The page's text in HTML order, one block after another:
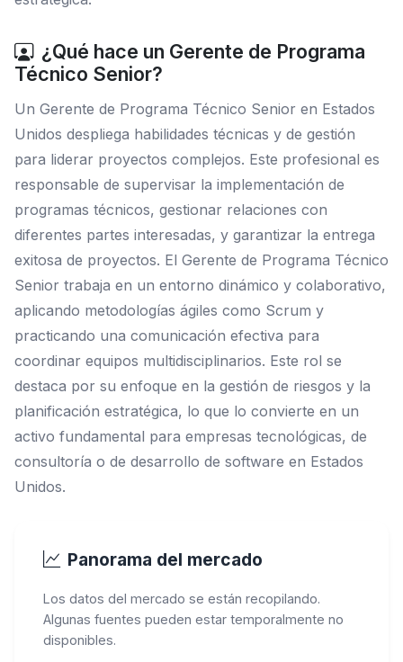
¿Qué hace un Gerente de Programa
Técnico Senior?
Un Gerente de Programa Técnico Senior en Estados
Unidos despliega habilidades técnicas y de gestión
para liderar proyectos complejos. Este profesional es
responsable de supervisar la implementación de
programas técnicos, gestionar relaciones con
diferentes partes interesadas, y garantizar la entrega
exitosa de proyectos. El Gerente de Programa Técnico
Senior trabaja en un entorno dinámico y colaborativo,
aplicando metodologías ágiles como Scrum y
practicando una comunicación efectiva para
coordinar equipos multidisciplinarios. Este rol se
destaca por su enfoque en la gestión de riesgos y la
planificación estratégica, lo que lo convierte en un
activo fundamental para empresas tecnológicas, de
consultoría o de desarrollo de software en Estados
Unidos.
Panorama del mercado
Los datos del mercado se están recopilando.
Algunas fuentes pueden estar temporalmente no
disponibles.